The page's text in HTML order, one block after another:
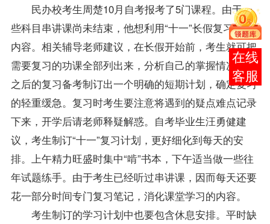
民办校考生周楚10月自考报考了5门课程。由于一
些科目串讲课尚未结束，他想利用“十一”长假复习这些
内容。相关辅导老师建议，在长假开始前，考生就可把
需要复习的功课全部列出来，分析自己的掌握情况，为
之后的复习备考制订出一个明确的短期计划，确定复习
的轻重缓急。复习时考生要注意将遇到的疑点难点记录
下来，开学后请老师释疑解惑。自考毕业生汪勇健建
议，考生制订“十一”复习计划，更好细化到每天的安
排。上午精力旺盛时集中“啃”书本，下午适当做一些往
年试题练手。由于考生已经听过串讲课，因而每天还要
花一部分时间专门复习笔记，消化课堂学习的内容。
考生制订的学习计划中也要包含休息安排。平时缺
在线
客服